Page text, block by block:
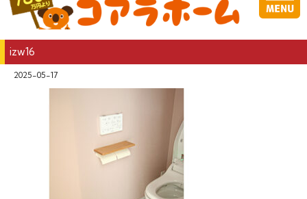
izw16
2025-05-17